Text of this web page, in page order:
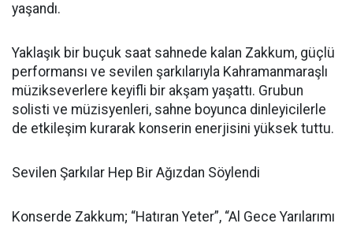
yaşandı.
Yaklaşık bir buçuk saat sahnede kalan Zakkum, güçlü
performansı ve sevilen şarkılarıyla Kahramanmaraşlı
müzikseverlere keyifli bir akşam yaşattı. Grubun
solisti ve müzisyenleri, sahne boyunca dinleyicilerle
de etkileşim kurarak konserin enerjisini yüksek tuttu.
Sevilen Şarkılar Hep Bir Ağızdan Söylendi
Konserde Zakkum; “Hatıran Yeter”, “Al Gece Yarılarımı